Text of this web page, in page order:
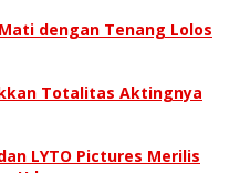
dengan Tenang Lolos
Totalitas Aktingnya
LYTO Pictures Merilis